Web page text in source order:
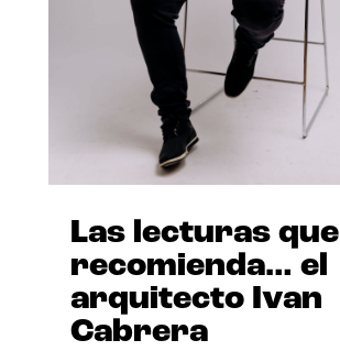
Las lecturas que
recomienda… el
arquitecto Ivan
Cabrera